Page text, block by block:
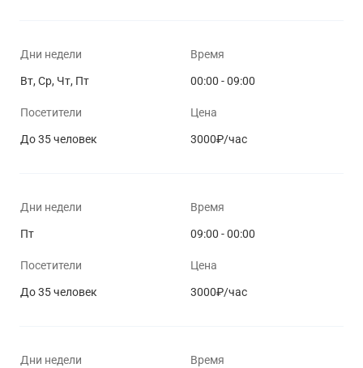
Дни недели
Вт, Ср, Чт, Пт
Время
00:00 - 09:00
Посетители
До 35 человек
Цена
3000₽/час
Дни недели
Пт
Время
09:00 - 00:00
Посетители
До 35 человек
Цена
3000₽/час
Дни недели Время